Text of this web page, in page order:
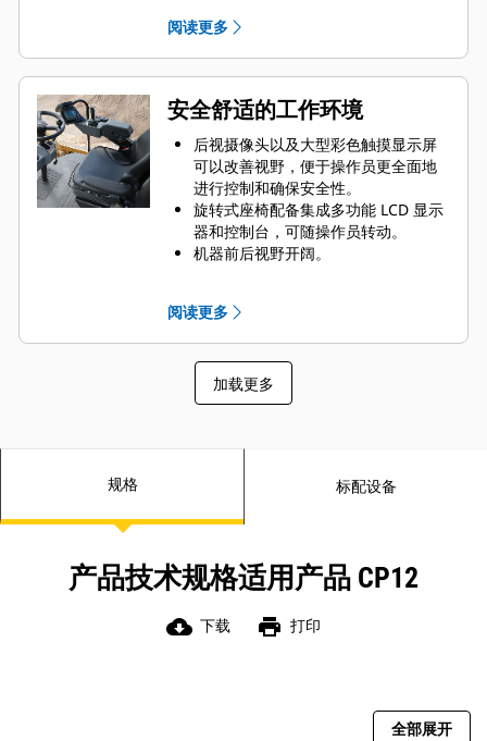
更加集中，产生更大的穿透深度，从
而增强压实效果。也可采用方形凸块
设计。
阅读更多
安全舒适的工作环境
后视摄像头以及大型彩色触摸显示屏
可以改善视野，便于操作员更全面地
进行控制和确保安全性。
旋转式座椅配备集成多功能 LCD 显示
器和控制台，可随操作员转动。
机器前后视野开阔。
标配的遮阳顶篷、选装的 ROPS/FOPS
顶篷或者选装的带铰链式玻璃窗的温
控型 ROPS/FOPS 驾驶室，能够保护
操作员免受恶劣天气的影响。
阅读更多
加载更多
规格 标配设备
产品技术规格适用产品 CP12
cloud_download 下载 print 打印
全部展开